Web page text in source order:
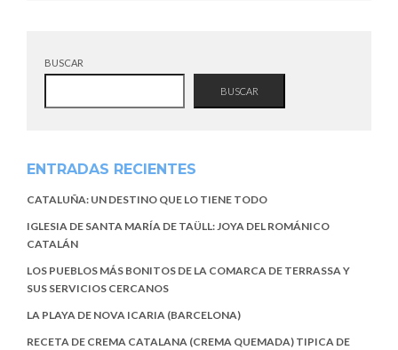
BUSCAR
BUSCAR
ENTRADAS RECIENTES
CATALUÑA: UN DESTINO QUE LO TIENE TODO
IGLESIA DE SANTA MARÍA DE TAÜLL: JOYA DEL ROMÁNICO
CATALÁN
LOS PUEBLOS MÁS BONITOS DE LA COMARCA DE TERRASSA Y
SUS SERVICIOS CERCANOS
LA PLAYA DE NOVA ICARIA (BARCELONA)
RECETA DE CREMA CATALANA (CREMA QUEMADA) TIPICA DE